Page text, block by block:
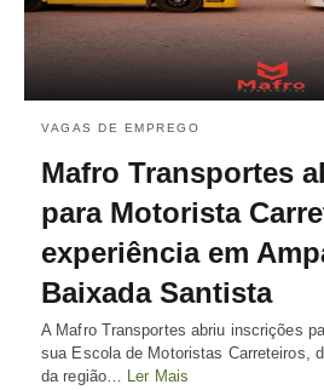
VAGAS DE EMPREGO
Mafro Transportes
para Motorista
experiência em
Baixada Santista
A Mafro Transportes abriu inscrições
sua Escola de Motoristas Carreteiros,
da região… Ler Mais